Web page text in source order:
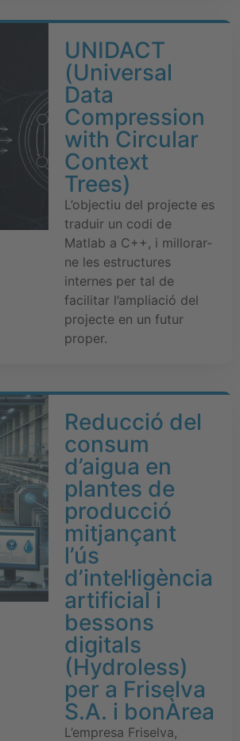
UNIDACT
(Universal
Data
Compression
with Circular
Context
Trees)
L’objectiu del projecte es
traduir un codi de
Matlab a C++, i millorar-
ne les estructures
internes per tal de
facilitar l’ampliació del
projecte en un futur
proper.
Reducció del
consum
d’aigua en
plantes de
producció
mitjançant
l’ús
d’intel·ligència
artificial i
bessons
digitals
(Hydroless)
per a Friselva
S.A. i bonÀrea
L’empresa Friselva,